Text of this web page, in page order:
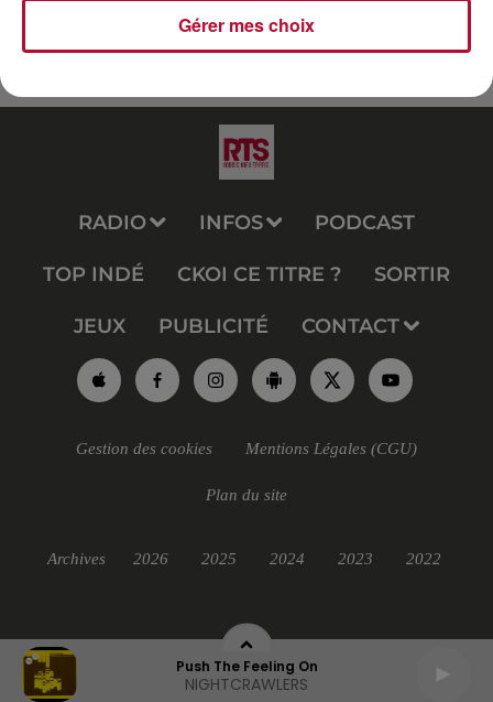
Push The Feeling On
NIGHTCRAWLERS
RADIO INFOS PODCAST
TOP INDÉ CKOI CE TITRE ? SORTIR
JEUX PUBLICITÉ CONTACT
Gestion des cookies Mentions Légales (CGU)
Plan du site
Archives 2026 2025 2024 2023 2022
Gérer mes choix